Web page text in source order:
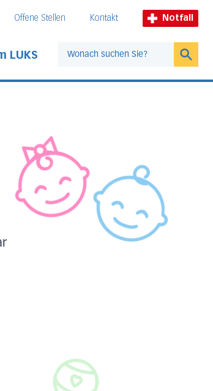
Offene Stellen Kontakt Notfall
LUKS